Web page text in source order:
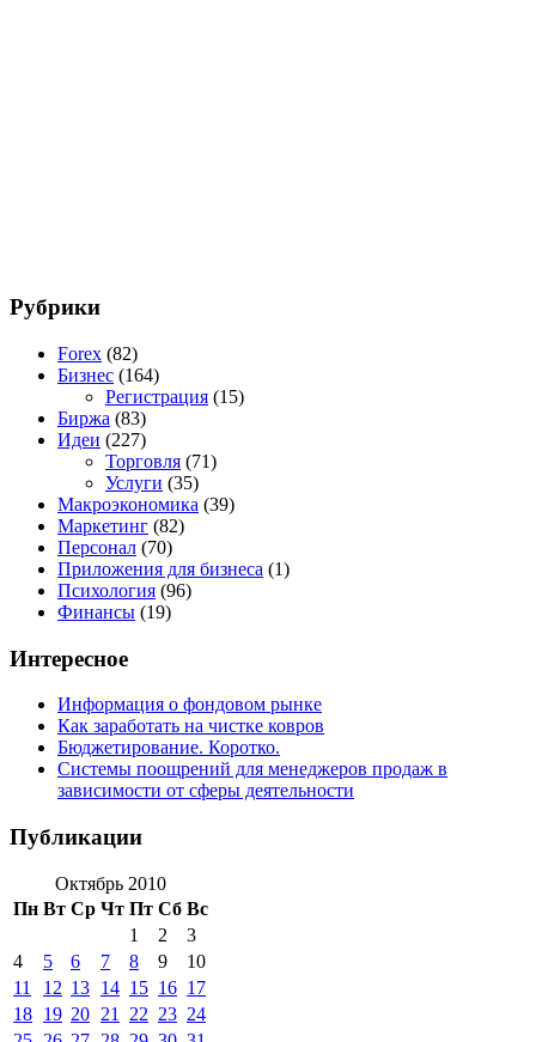
Рубрики
Forex (82)
Бизнес (164)
Регистрация (15)
Биржа (83)
Идеи (227)
Торговля (71)
Услуги (35)
Макроэкономика (39)
Маркетинг (82)
Персонал (70)
Приложения для бизнеса (1)
Психология (96)
Финансы (19)
Интересное
Информация о фондовом рынке
Как заработать на чистке ковров
Бюджетирование. Коротко.
Системы поощрений для менеджеров продаж в
зависимости от сферы деятельности
Публикации
Октябрь 2010
Пн Вт Ср Чт Пт Сб Вс
1
2
3
4
5 6 7 8 9
10
11
12 13 14 15 16 17
18 19 20 21 22 23 24